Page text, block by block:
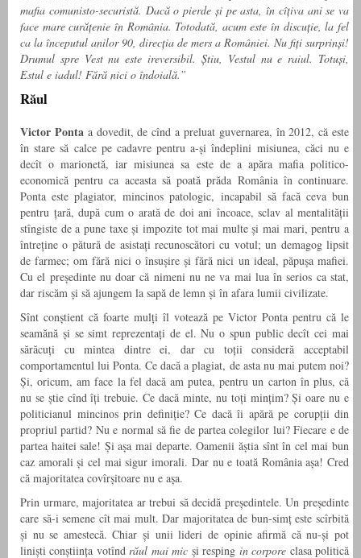
mafia comunisto-securistă. Dacă o pierde și pe asta, în cîțiva ani se va
face mare curățenie în România. Totodată, acum este în discuție, la fel
ca la începutul anilor 90, direcția de mers a României. Nu fiți surprinși!
Drumul spre Vest nu este ireversibil. Știu, Vestul nu e raiul. Totuși,
Estul e iadul! Fără nici o îndoială.”
Răul
Victor Pontaa dovedit, de cînd a preluat guvernarea, în 2012, că este
în stare să calce pe cadavre pentru a-și îndeplini misiunea, căci nu e
decît o marionetă, iar misiunea sa este de a apăra mafia politico-
economică pentru ca aceasta să poată prăda România în continuare.
Ponta este plagiator, mincinos patologic, incapabil să facă ceva bun
pentru țară, după cum o arată de doi ani încoace, sclav al mentalității
stîngiste de a pune taxe și impozite tot mai multe și mai mari, pentru a
întreține o pătură de asistați recunoscători cu votul; un demagog lipsit
de farmec; om fără nici o însușire și fără nici un ideal, păpușa mafiei.
Cu el președinte nu doar că nimeni nu ne va mai lua în serios ca stat,
dar riscăm și să ajungem la sapă de lemn și în afara lumii civilizate.
Sînt conștient că foarte mulți îl votează pe Victor Ponta pentru că le
seamănă și se simt reprezentați de el. Nu o spun public decît cei mai
sărăcuți cu mintea dintre ei, dar cu toții consideră acceptabil
comportamentul lui Ponta. Ce dacă a plagiat, de asta nu mai putem noi?
Și, oricum, am face la fel dacă am putea, pentru un carton în plus, că
nu se știe cînd îți trebuie. Ce dacă minte, nu toți mințim? Și oare nu e
politicianul mincinos prin definiție? Ce dacă îi apără pe corupții din
propriul partid? Nu e normal să fie de partea colegilor lui? Fiecare e de
partea haitei sale! Și așa mai departe. Oamenii ăștia sînt în cel mai bun
caz amorali și cel mai sigur imorali. Dar nu e toată România așa! Cred
că majoritatea covîrșitoare nu e așa.
Prin urmare, majoritatea ar trebui să decidă președintele. Un președinte
care să-i semene cît mai mult. Dar majoritatea de bun-simț este scîrbită
și nu se amestecă. Chiar și unii lideri de opinie afirmă că nu-și pot
liniști conștiința votîndrăul mai mic și resping in corpore clasa politică